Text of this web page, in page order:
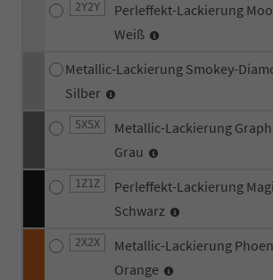
2Y2Y
Perleffekt-Lackierung
Weiß
Metallic-Lackierung Smokey-
Silber
5X5X
Metallic-Lackierung
Grau
1Z1Z
Perleffekt-Lackierung
Schwarz
2X2X
Metallic-Lackierung
Orange